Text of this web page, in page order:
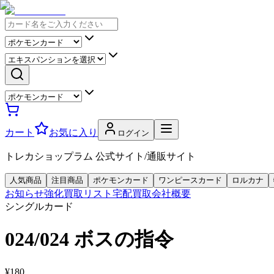
カート お気に入り ログイン
トレカショップラム 公式サイト/通販サイト
人気商品 注目商品 ポケモンカード ワンピースカード ロルカナ
お知らせ強化買取リスト 宅配買取会社概要
シングルカード
024/024 ボスの指令
¥180